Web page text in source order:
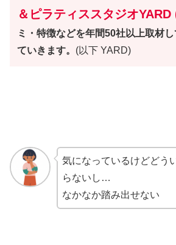
＆ピラティススタジオYARD
ミ・特徴などを年間50社以上取材
ていきます。 (以下 YARD)
気になっているけどどう
らないし…
なかなか踏み出せない